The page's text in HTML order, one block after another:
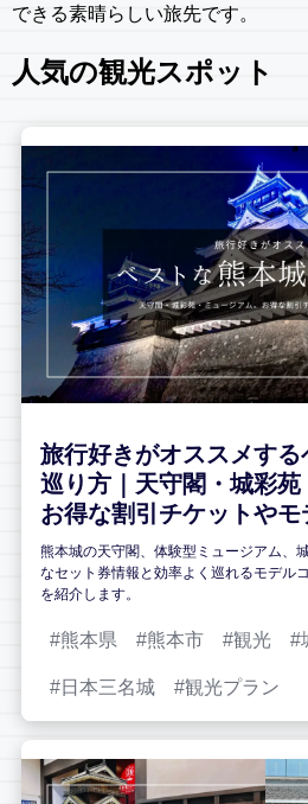
できる素晴らしい旅先です。
人気の観光スポット
旅行好きがオススメす
巡り方｜天守閣・城彩苑
お得な割引チケットやモ
熊本城の天守閣、体験型ミュージアム、
なセット券情報と効率よく巡れるモデル
を紹介します。
熊本県 熊本市 観光
日本三名城 観光プラン